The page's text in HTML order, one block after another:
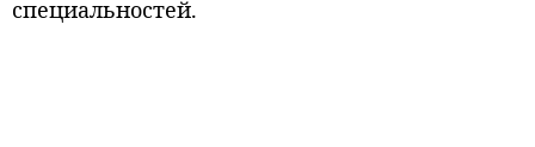
специальностей.